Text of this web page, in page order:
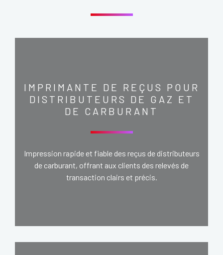
IMPRIMANTE DE REÇUS POUR
DISTRIBUTEURS DE GAZ ET
DE CARBURANT
Impression rapide et fiable des reçus de distributeurs
de carburant, offrant aux clients des relevés de
transaction clairs et précis.